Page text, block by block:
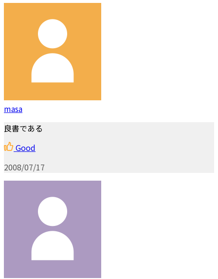
masa
良書である
Good
2008/07/17